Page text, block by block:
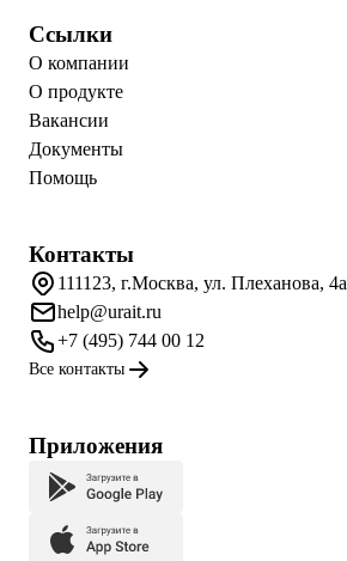
Ссылки
О компании
О продукте
Вакансии
Документы
Помощь
Контакты
111123, г.Москва, ул. Плеханова, 4а
help@urait.ru
+7 (495) 744 00 12
Все контакты
Приложения